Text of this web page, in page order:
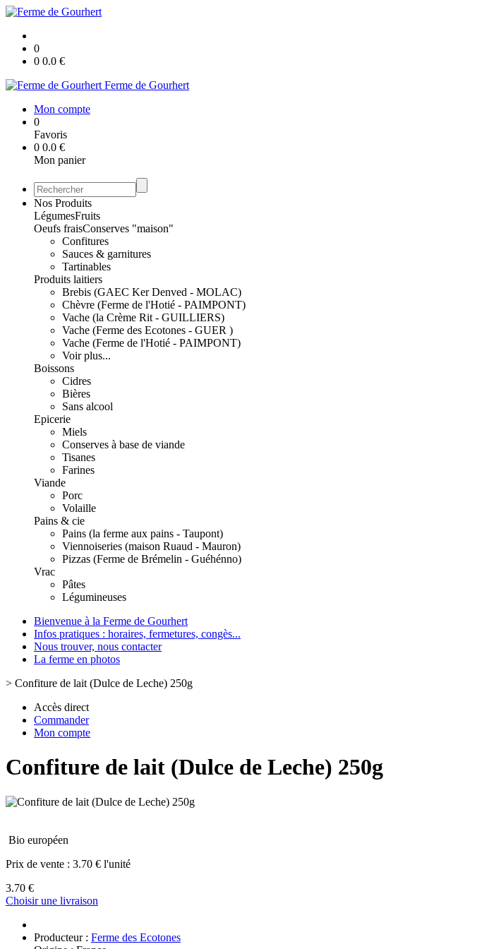
0
0 0.0 €
Ferme de Gourhert
Mon compte
0
Favoris
0 0.0 €
Mon panier
Nos Produits
LégumesFruits
Oeufs fraisConserves "maison"
Confitures
Sauces & garnitures
Tartinables
Produits laitiers
Brebis (GAEC Ker Denved - MOLAC)
Chèvre (Ferme de l'Hotié - PAIMPONT)
Vache (la Crème Rit - GUILLIERS)
Vache (Ferme des Ecotones - GUER )
Vache (Ferme de l'Hotié - PAIMPONT)
Voir plus...
Boissons
Cidres
Bières
Sans alcool
Epicerie
Miels
Conserves à base de viande
Tisanes
Farines
Viande
Porc
Volaille
Pains & cie
Pains (la ferme aux pains - Taupont)
Viennoiseries (maison Ruaud - Mauron)
Pizzas (Ferme de Brémelin - Guéhénno)
Vrac
Pâtes
Légumineuses
Bienvenue à la Ferme de Gourhert
Infos pratiques : horaires, fermetures, congès...
Nous trouver, nous contacter
La ferme en photos
> Confiture de lait (Dulce de Leche) 250g
Accès direct
Commander
Mon compte
Confiture de lait (Dulce de Leche) 250g
Bio européen
Prix de vente : 3.70 € l'unité
3.70 €
Choisir une livraison
Producteur : Ferme des Ecotones